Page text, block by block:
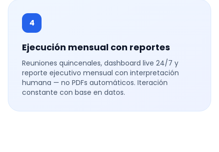
4
Ejecución mensual con reportes
Reuniones quincenales, dashboard live 24/7 y
reporte ejecutivo mensual con interpretación
humana — no PDFs automáticos. Iteración
constante con base en datos.